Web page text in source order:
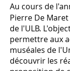
Au cours de
Pierre De
de l'ULB.
permettre aux
muséales de
découvrir les